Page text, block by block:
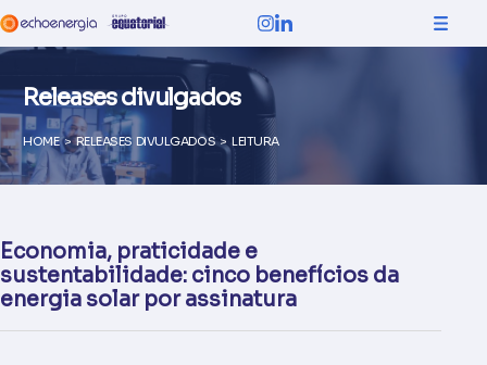
Releases divulgados
HOME > RELEASES DIVULGADOS > LEITURA
Economia, praticidade e
sustentabilidade: cinco benefícios da
energia solar por assinatura